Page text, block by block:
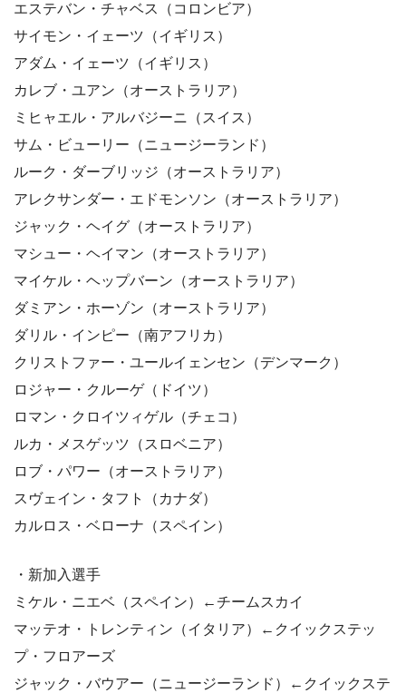
エステバン・チャベス（コロンビア）
サイモン・イェーツ（イギリス）
アダム・イェーツ（イギリス）
カレブ・ユアン（オーストラリア）
ミヒャエル・アルバジーニ（スイス）
サム・ビューリー（ニュージーランド）
ルーク・ダーブリッジ（オーストラリア）
アレクサンダー・エドモンソン（オーストラリア）
ジャック・ヘイグ（オーストラリア）
マシュー・ヘイマン（オーストラリア）
マイケル・ヘップバーン（オーストラリア）
ダミアン・ホーゾン（オーストラリア）
ダリル・インピー（南アフリカ）
クリストファー・ユールイェンセン（デンマーク）
ロジャー・クルーゲ（ドイツ）
ロマン・クロイツィゲル（チェコ）
ルカ・メスゲッツ（スロベニア）
ロブ・パワー（オーストラリア）
スヴェイン・タフト（カナダ）
カルロス・ベローナ（スペイン）
・新加入選手
ミケル・ニエベ（スペイン）←チームスカイ
マッテオ・トレンティン（イタリア）←クイックステッ
プ・フロアーズ
ジャック・バウアー（ニュージーランド）←クイックステ